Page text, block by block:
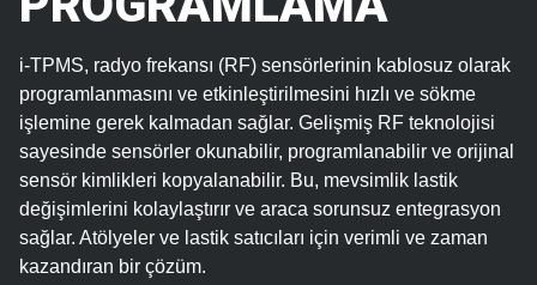
i-TPMS, radyo frekansı (RF) sensörlerinin kablosuz olarak
programlanmasını ve etkinleştirilmesini hızlı ve sökme
işlemine gerek kalmadan sağlar. Gelişmiş RF teknolojisi
sayesinde sensörler okunabilir, programlanabilir ve orijinal
sensör kimlikleri kopyalanabilir. Bu, mevsimlik lastik
değişimlerini kolaylaştırır ve araca sorunsuz entegrasyon
sağlar. Atölyeler ve lastik satıcıları için verimli ve zaman
kazandıran bir çözüm.